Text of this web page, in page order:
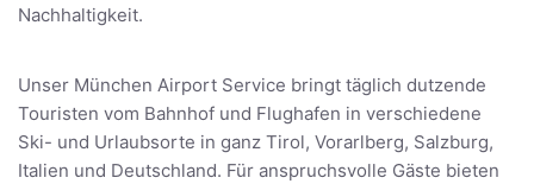
Nachhaltigkeit.
Unser München Airport Service bringt täglich dutzende
Touristen vom Bahnhof und Flughafen in verschiedene
Ski- und Urlaubsorte in ganz Tirol, Vorarlberg, Salzburg,
Italien und Deutschland. Für anspruchsvolle Gäste bieten